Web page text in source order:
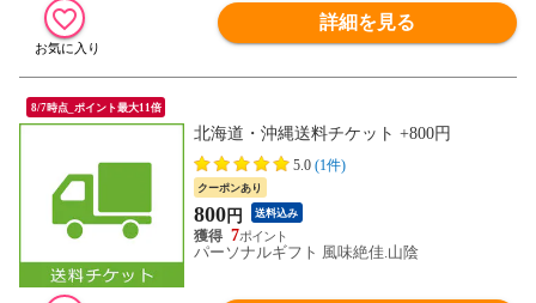
詳細を見る
8/7時点_ポイント最大11倍
北海道・沖縄送料チケット +800円
5.0 (1件)
クーポンあり
800円 送料込み
7
パーソナルギフト 風味絶佳.山陰